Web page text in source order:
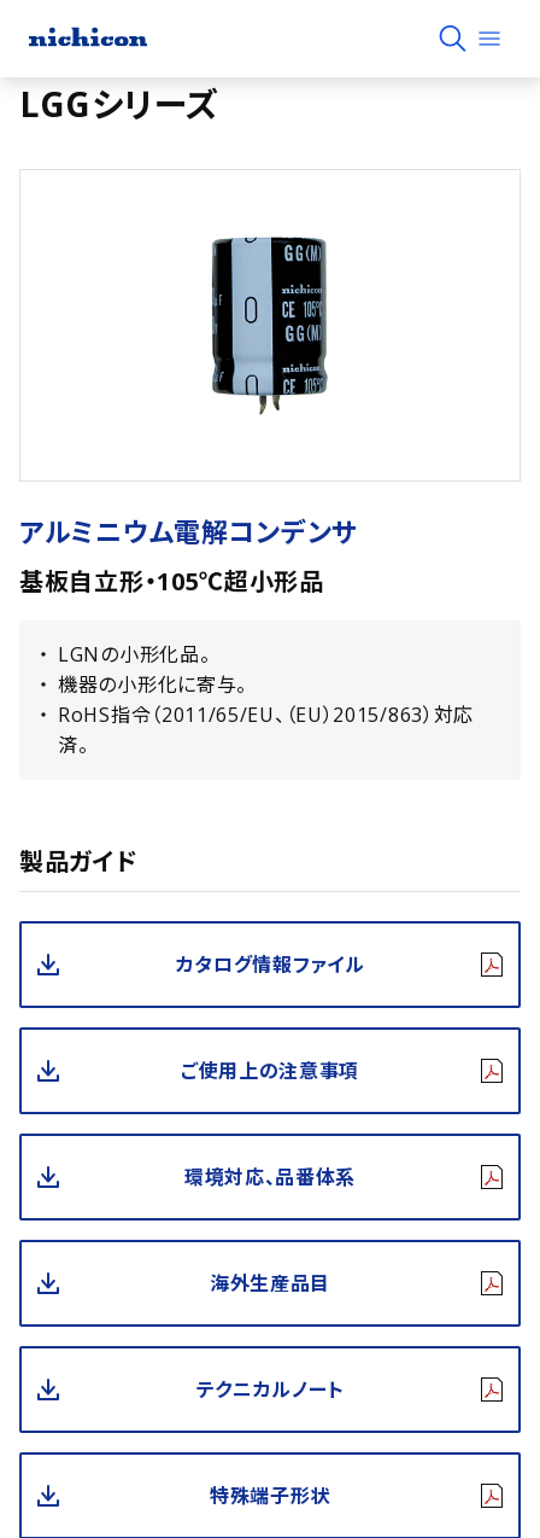
LGGシリーズ
アルミニウム電解コンデンサ
基板自立形・105℃超小形品
LGNの小形化品。
機器の小形化に寄与。
RoHS指令（2011/65/EU、（EU）2015/863）対応
済。
製品ガイド
カタログ情報ファイル
ご使用上の注意事項
環境対応、品番体系
海外生産品目
テクニカルノート
特殊端子形状